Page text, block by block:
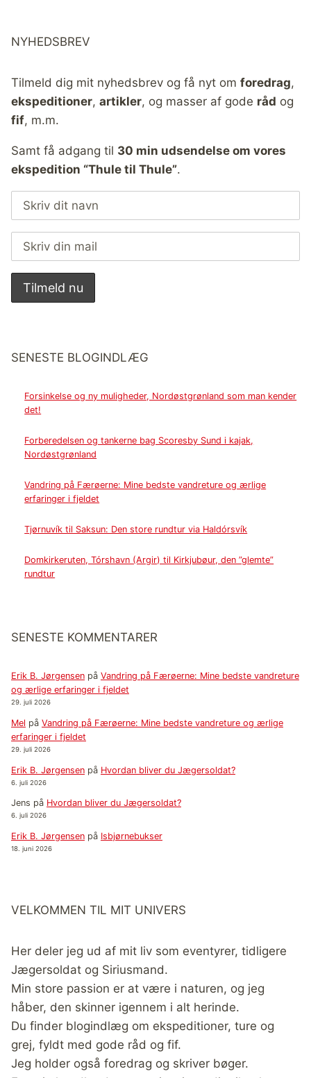
NYHEDSBREV
Tilmeld dig mit nyhedsbrev og få nyt om foredrag,
ekspeditioner, artikler, og masser af gode råd og
fif, m.m.
Samt få adgang til 30 min udsendelse om vores
ekspedition “Thule til Thule”.
SENESTE BLOGINDLÆG
Forsinkelse og ny muligheder, Nordøstgrønland som man kender
det!
Forberedelsen og tankerne bag Scoresby Sund i kajak,
Nordøstgrønland
Vandring på Færøerne: Mine bedste vandreture og ærlige
erfaringer i fjeldet
Tjørnuvík til Saksun: Den store rundtur via Haldórsvík
Domkirkeruten, Tórshavn (Argir) til Kirkjubøur, den ”glemte”
rundtur
SENESTE KOMMENTARER
Erik B. Jørgensen på Vandring på Færøerne: Mine bedste vandreture
og ærlige erfaringer i fjeldet
29. juli 2026
Mel på Vandring på Færøerne: Mine bedste vandreture og ærlige
erfaringer i fjeldet
29. juli 2026
Erik B. Jørgensen på Hvordan bliver du Jægersoldat?
6. juli 2026
Jens på Hvordan bliver du Jægersoldat?
6. juli 2026
Erik B. Jørgensen på Isbjørnebukser
18. juni 2026
VELKOMMEN TIL MIT UNIVERS
Her deler jeg ud af mit liv som eventyrer, tidligere
Jægersoldat og Siriusmand.
Min store passion er at være i naturen, og jeg
håber, den skinner igennem i alt herinde.
Du finder blogindlæg om ekspeditioner, ture og
grej, fyldt med gode råd og fif.
Jeg holder også foredrag og skriver bøger.